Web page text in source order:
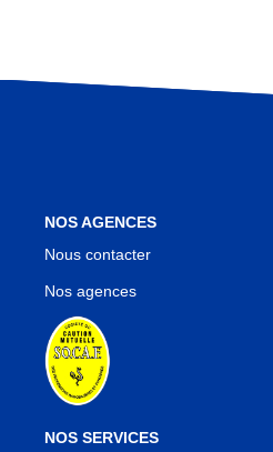
NOS AGENCES
Nous contacter
Nos agences
NOS SERVICES